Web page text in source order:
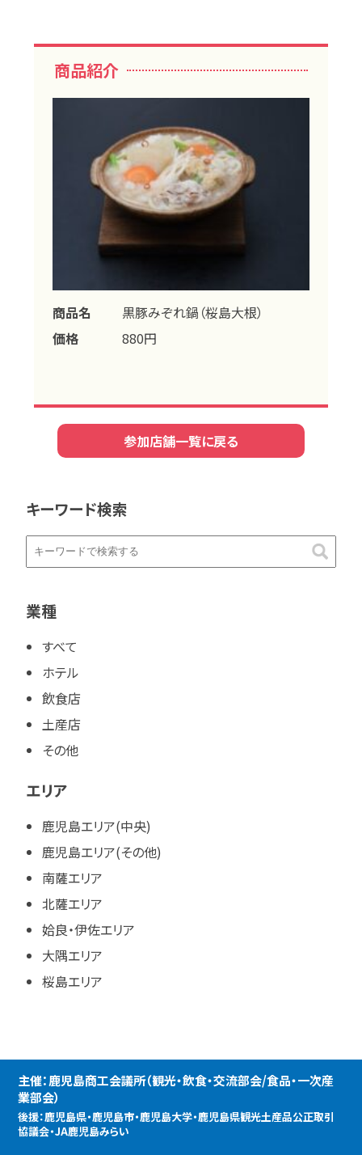
商品紹介
商品名
黒豚みぞれ鍋（桜島大根）
価格
880円
参加店舗一覧に戻る
キーワード検索
業種
すべて
ホテル
飲食店
土産店
その他
エリア
鹿児島エリア(中央)
鹿児島エリア(その他)
南薩エリア
北薩エリア
姶良・伊佐エリア
大隅エリア
桜島エリア
主催：鹿児島商工会議所（観光・飲食・交流部会/食品・一次産
業部会）
後援：鹿児島県・鹿児島市・鹿児島大学・鹿児島県観光土産品公正取引
協議会・JA鹿児島みらい